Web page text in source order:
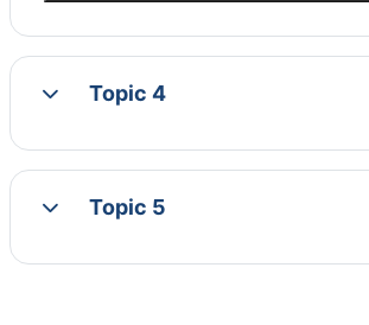
EinklappenTopic 4
EinklappenTopic 5